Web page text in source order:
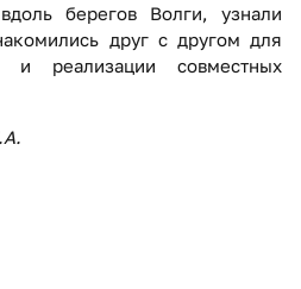
берегов Волги, узнали
друг с другом для
и реализации совместных